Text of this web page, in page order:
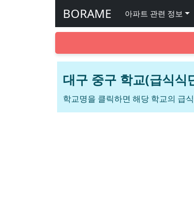
BORAME 아파트 관련 정보
대구 중구 학교(급식식
학교명을 클릭하면 해당 학교의 급